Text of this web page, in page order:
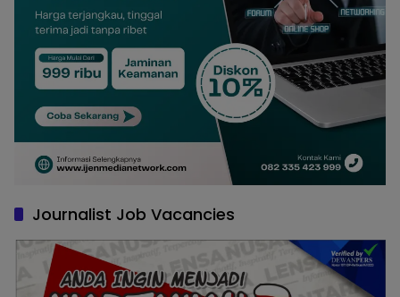
Journalist Job Vacancies